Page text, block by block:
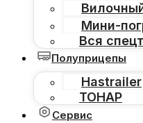
Мини-
Вся
Полуприцепы
Hastrailer
ТОНАР
Сервис